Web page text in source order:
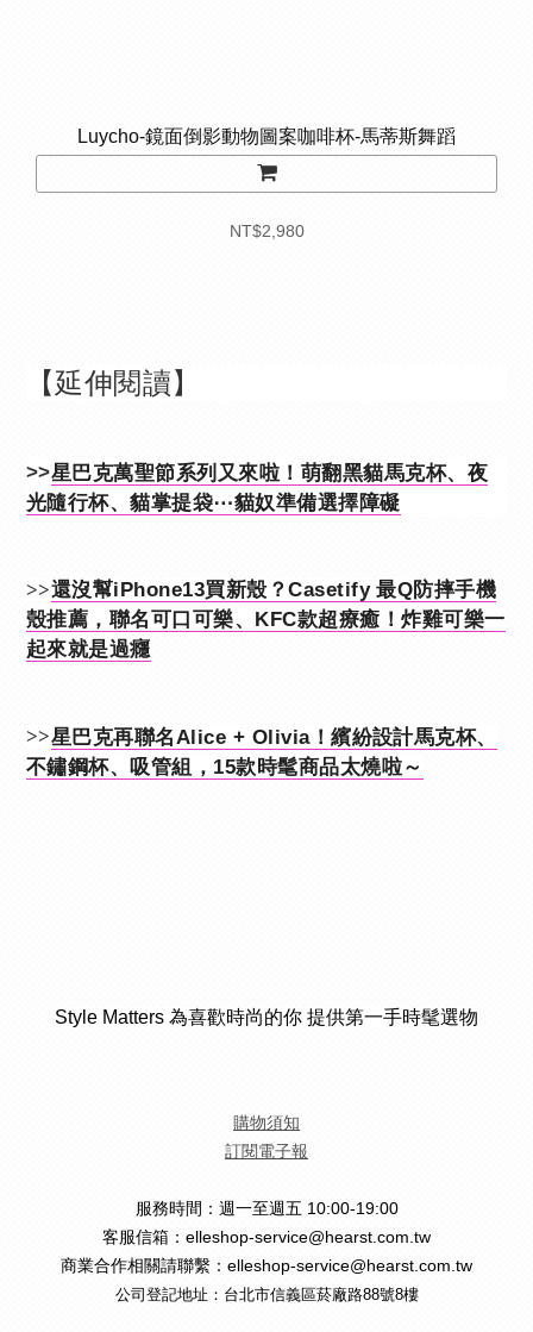
Luycho-鏡面倒影動物圖案咖啡杯-馬蒂斯舞蹈
NT$2,980
【延伸閱讀】
>>星巴克萬聖節系列又來啦！萌翻黑貓馬克杯、夜
光隨行杯、貓掌提袋⋯貓奴準備選擇障礙
>>還沒幫iPhone13買新殼？Casetify 最Q防摔手機
殼推薦，聯名可口可樂、KFC款超療癒！炸雞可樂一
起來就是過癮
>>星巴克再聯名Alice + Olivia！繽紛設計馬克杯、
不鏽鋼杯、吸管組，15款時髦商品太燒啦～
Style Matters 為喜歡時尚的你 提供第一手時髦選物
購物須知
訂閱電子報
服務時間：週一至週五 10:00-19:00
客服信箱：elleshop-service@hearst.com.tw
商業合作相關請聯繫：elleshop-service@hearst.com.tw
公司登記地址：台北市信義區菸廠路88號8樓